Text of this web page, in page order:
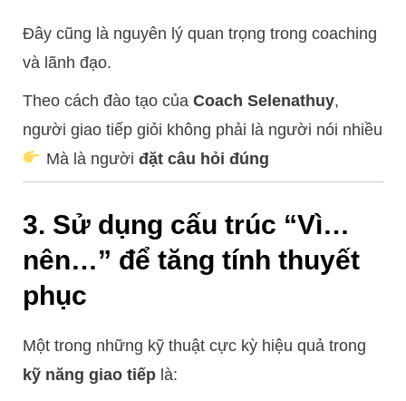
Đây cũng là nguyên lý quan trọng trong coaching
và lãnh đạo.
Theo cách đào tạo của Coach Selenathuy,
người giao tiếp giỏi không phải là người nói nhiều
Mà là người đặt câu hỏi đúng
3. Sử dụng cấu trúc “Vì…
nên…” để tăng tính thuyết
phục
Một trong những kỹ thuật cực kỳ hiệu quả trong
kỹ năng giao tiếplà: